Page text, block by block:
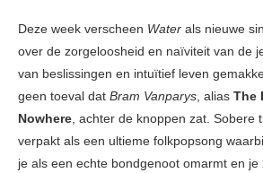
Deze week verscheen Water als nieuwe
over de zorgeloosheid en naïviteit van de
van beslissingen en intuïtief leven
geen toeval dat Bram Vanparys , alias The
Nowhere , achter de knoppen zat. Sobere
verpakt als een ultieme folkpopsong
je als een echte bondgenoot omarmt en je